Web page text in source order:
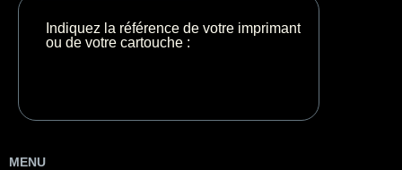
Indiquez la référence de votre imprimante
ou de votre cartouche :
MENU